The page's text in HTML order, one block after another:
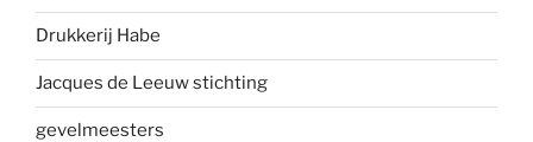
Drukkerij Habe
Jacques de Leeuw stichting
gevelmeesters